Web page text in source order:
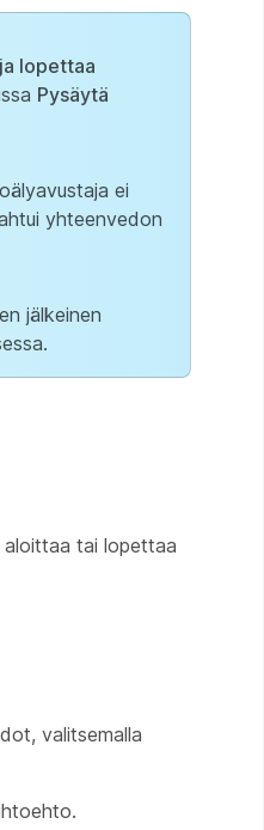
lopettaa
Pysäytä
ei
yhteenvedon
jälkeinen
tai lopettaa
valitsemalla